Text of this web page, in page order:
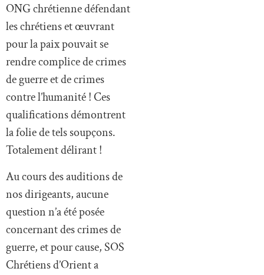
ONG chrétienne défendant
les chrétiens et œuvrant
pour la paix pouvait se
rendre complice de crimes
de guerre et de crimes
contre l’humanité ! Ces
qualifications démontrent
la folie de tels soupçons.
Totalement délirant !
Au cours des auditions de
nos dirigeants, aucune
question n’a été posée
concernant des crimes de
guerre, et pour cause, SOS
Chrétiens d’Orient a